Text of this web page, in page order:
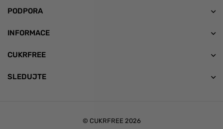
PODPORA
INFORMACE
CUKRFREE
SLEDUJTE
© CUKRFREE 2026